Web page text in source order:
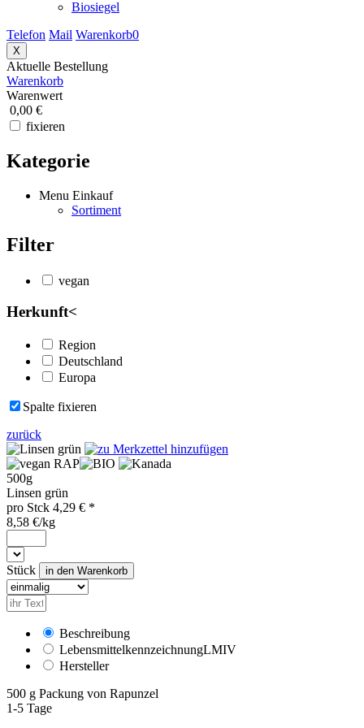
Biosiegel
Telefon Mail Warenkorb0
X
Aktuelle Bestellung
Warenkorb
Warenwert
0,00 €
fixieren
Kategorie
Menu Einkauf
Sortiment
Filter
vegan
Herkunft<
Region
Deutschland
Europa
Spalte fixieren
zurück
RAP
500g
Linsen grün
pro Stck 4,29 € *
8,58 €/kg
Stück
Beschreibung
LebensmittelkennzeichnungLMIV
Hersteller
500 g Packung von Rapunzel
1-5 Tage